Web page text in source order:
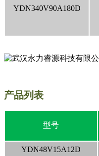
YDN340V90A180D
产品列表
型号
YDN48V15A12D